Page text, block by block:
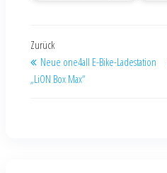
Zurück
Neue one4all E-Bike-Ladestation
„LiON Box Max“